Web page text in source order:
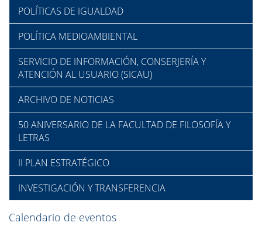
POLÍTICAS DE IGUALDAD
POLÍTICA MEDIOAMBIENTAL
SERVICIO DE INFORMACIÓN, CONSERJERÍA Y
ATENCIÓN AL USUARIO (SICAU)
ARCHIVO DE NOTICIAS
50 ANIVERSARIO DE LA FACULTAD DE FILOSOFÍA Y
LETRAS
II PLAN ESTRATÉGICO
INVESTIGACIÓN Y TRANSFERENCIA
Calendario de eventos